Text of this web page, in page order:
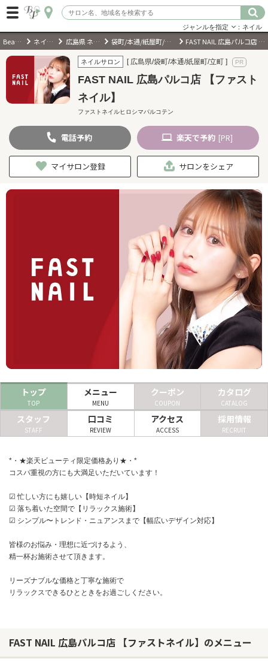
ログイン
会員登録（無料）
キーワード検索
ジャンルを選択
キーワードで検索
現在地から探す
エステサロン
リラクゼーションサロン
美容クリニック
ネイルカタログ
ジャンルを指定 ：ネイル
BeautyPark ネイルサロン 広島県 ネイルサロン 袋町/本通/紙屋町/立町 ネイルサロン FAST NAIL 広島パルコ店 【ファストネイル】
ネイルサロン [ 広島県/袋町/本通/紙屋町/立町 ]
FAST NAIL 広島パルコ店 【ファスト
ネイル】
ファストネイルヒロシマパルコテン
電話予約 楽天で予約 [PR]
マイサロン登録 サロンをシェア
トップ
TOP
メニュー
MENU
クーポン
COUPON
カタログ
CATALOG
スタッフ
STAFF
口コミ
REVIEW
アクセス
ACCESS
採用情報
RECRUIT
*・★楽天ビューティ限定価格あり★・*
コスパ重視の方にも大満足いただいています！
☑ 忙しい方にも嬉しい【時短ネイル】
☑ 落ち着いた空間で【リラックス施術】
☑ シンプル〜トレンド・ニュアンスまで【幅広いデザイン対応】
皆様のお悩み・理想に近づけるよう、
精一杯お施術させて頂きます。
リーズナブルな価格と丁寧な施術で
リラックスできるひとときをお過ごしください。
FAST NAIL 広島パルコ店 【ファストネイル】のメニュー